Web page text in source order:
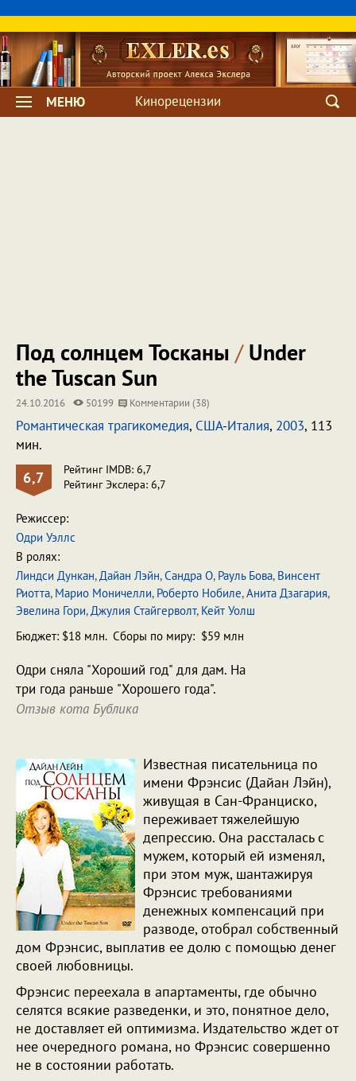
МЕНЮ Кинорецензии
Под солнцем Тосканы /Under
the Tuscan Sun
24.10.2016 50199 Комментарии (38)
Романтическая трагикомедия, США-Италия, 2003, 113
мин.
6,7
Рейтинг IMDB: 6,7
Рейтинг Экслера: 6,7
Режиссер:
Одри Уэллс
В ролях:
Линдси Дункан,Дайан Лэйн,Сандра О, Рауль Бова, Винсент
Риотта, Марио Моничелли, Роберто Нобиле,Анита Дзагария,
Эвелина Гори,Джулия Стайгерволт, Кейт Уолш
Бюджет: $18 млн. Сборы по миру: $59 млн
Одри сняла "Хороший год" для дам. На
три года раньше "Хорошего года".
Отзыв кота Бублика
Известная писательница по
имени Фрэнсис (Дайан Лэйн),
живущая в Сан-Франциско,
переживает тяжелейшую
депрессию. Она рассталась с
мужем, который ей изменял,
при этом муж, шантажируя
Фрэнсис требованиями
денежных компенсаций при
разводе, отобрал собственный
дом Фрэнсис, выплатив ее долю с помощью денег
своей любовницы.
Фрэнсис переехала в апартаменты, где обычно
селятся всякие разведенки, и это, понятное дело,
не доставляет ей оптимизма. Издательство ждет от
нее очередного романа, но Фрэнсис совершенно
не в состоянии работать.